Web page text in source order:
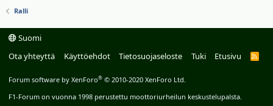
Ralli
Suomi
Ota yhteyttä
Käyttöehdot Tietosuojaseloste Tuki Etusivu
R
Forum software by XenForo® © 2010-2020 XenForo Ltd.
F1-Forum on vuonna 1998 perustettu moottoriurheilun keskustelupalsta.